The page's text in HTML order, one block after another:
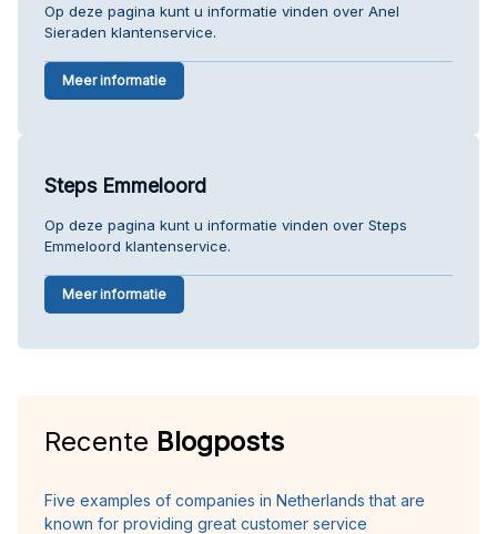
Op deze pagina kunt u informatie vinden over Anel
Sieraden klantenservice.
Meer informatie
Steps Emmeloord
Op deze pagina kunt u informatie vinden over Steps
Emmeloord klantenservice.
Meer informatie
Recente Blogposts
Five examples of companies in Netherlands that are
known for providing great customer service